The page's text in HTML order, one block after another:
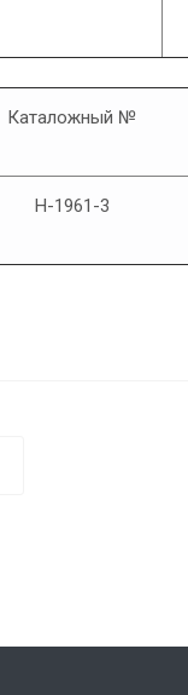
Каталожный №
H-1961-3